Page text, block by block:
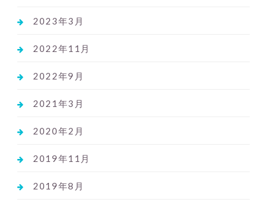
2023年3月
2022年11月
2022年9月
2021年3月
2020年2月
2019年11月
2019年8月